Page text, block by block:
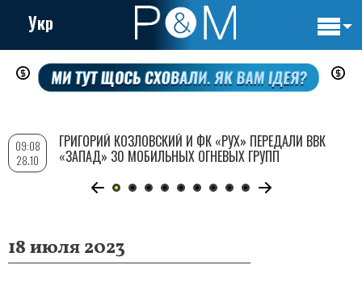
Перейти
содержанию
Укр
18 июля 2023
09:08
28.10
ГРИГОРИЙ КОЗЛОВСКИЙ И ФК «РУХ» ПЕРЕДАЛИ ВВК
«ЗАПАД» 30 МОБИЛЬНЫХ ОГНЕВЫХ ГРУПП